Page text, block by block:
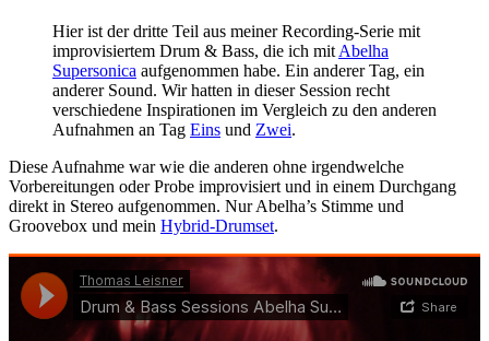
Hier ist der dritte Teil aus meiner Recording-Serie mit
improvisiertem Drum & Bass, die ich mit Abelha
Supersonica aufgenommen habe. Ein anderer Tag, ein
anderer Sound. Wir hatten in dieser Session recht
verschiedene Inspirationen im Vergleich zu den anderen
Aufnahmen an Tag Eins und Zwei.
Diese Aufnahme war wie die anderen ohne irgendwelche
Vorbereitungen oder Probe improvisiert und in einem Durchgang
direkt in Stereo aufgenommen. Nur Abelha’s Stimme und
Groovebox und mein Hybrid-Drumset.